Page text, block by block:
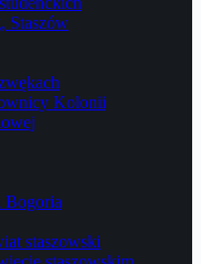
Staszów
Kolonii
Bogoria
staszowski